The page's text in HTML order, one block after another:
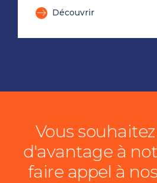
Découvrir
Vous
d'avantage à
faire appel à